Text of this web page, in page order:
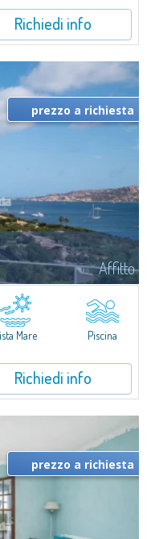
Richiedi info
Affitto
da letto e 3 bagni,
e ben distribuiti, ideali per
in un...
prezzo a richiesta
Mare Piscina
Richiedi info
prezzo a richiesta